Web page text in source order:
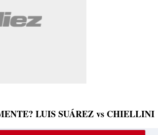
LUIS SUÁREZ vs CHIELLINI